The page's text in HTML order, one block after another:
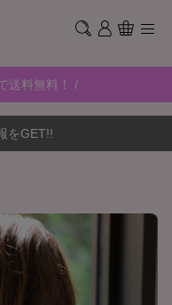
送料無料！ /
をGET!!